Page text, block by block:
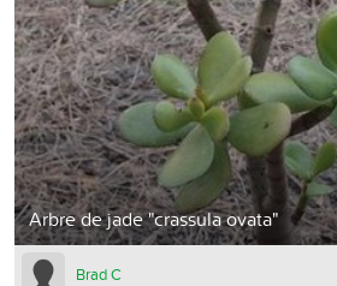
Arbre de jade "crassula ovata"
Brad C